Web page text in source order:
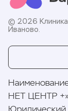
© 2026 Клиника
Иваново.
НЕТ ЦЕНТР